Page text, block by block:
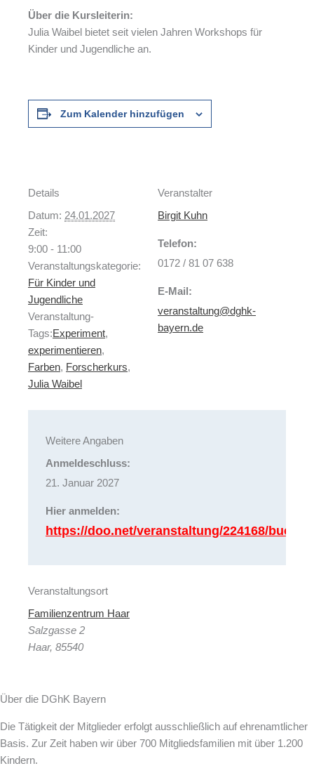
Über die Kursleiterin:
Julia Waibel bietet seit vielen Jahren Workshops für
Kinder und Jugendliche an.
Zum Kalender hinzufügen
Details
Datum: 24.01.2027
Zeit:
9:00 - 11:00
Veranstaltungskategorie:
Für Kinder und
Jugendliche
Veranstaltung-
Tags:Experiment,
experimentieren,
Farben, Forscherkurs,
Julia Waibel
Veranstaltungsort
Familienzentrum Haar
Salzgasse 2
Haar, 85540
Veranstalter
Birgit Kuhn
Telefon:
0172 / 81 07 638
E-Mail:
veranstaltung@dghk-
bayern.de
Weitere Angaben
Anmeldeschluss:
21. Januar 2027
Hier anmelden:
https://doo.net/veranstaltung/224168/
Über die DGhK Bayern
Die Tätigkeit der Mitglieder erfolgt ausschließlich auf ehrenamtlicher
Basis. Zur Zeit haben wir über 700 Mitgliedsfamilien mit über 1.200
Kindern.